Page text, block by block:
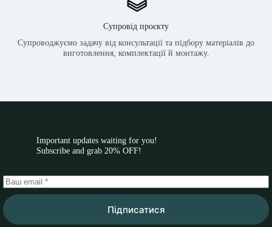
Супровід проєкту
Супроводжуємо задачу від консультації та підбору матеріалів до
виготовлення, комплектації й монтажу.
Important updates waiting for you!
Subscribe and grab 20% OFF!
Підписатися